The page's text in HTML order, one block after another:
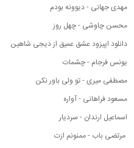
مهدی جهانی - دیوونه بودم
محسن چاوشی - چهل روز
دانلود اپیزود عشق عمیق از دیجی شاهین
یونس فرجام - چشمات
مصطفی میری - تو ولی باور نکن
مسعود فراهانی - آواره
اسماعیل ارندان - سردیار
مرتضی باب - ممنونم ازت